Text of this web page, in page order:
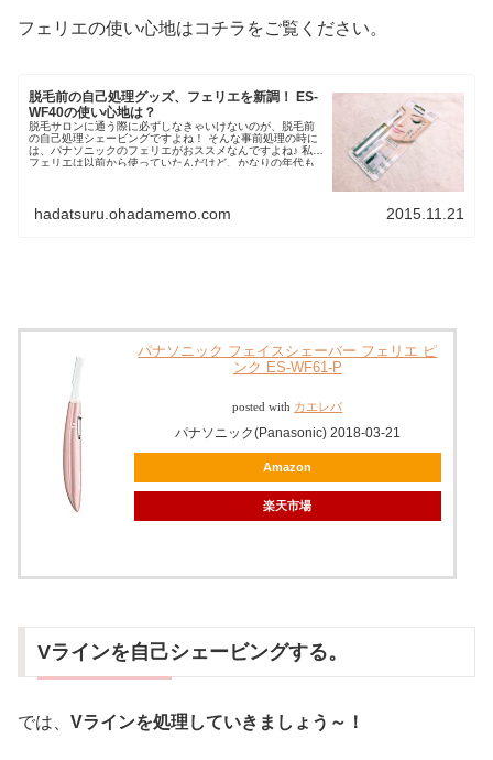
フェリエの使い心地はコチラをご覧ください。
脱毛前の自己処理グッズ、フェリエを新調！ ES-
WF40の使い心地は？
脱毛サロンに通う際に必ずしなきゃいけないのが、脱毛前
の自己処理シェービングですよね！ そんな事前処理の時に
は、パナソニックのフェリエがおススメなんですよね♪ 私も
フェリエは以前から使っていたんだけど、かなりの年代も
hadatsuru.ohadamemo.com 2015.11.21
パナソニック フェイスシェーバー フェリエ ピ
ンク ES-WF61-P
posted with カエレバ
パナソニック(Panasonic) 2018-03-21
Amazon
楽天市場
Vラインを自己シェービングする。
では、 Vラインを処理していきましょう～！